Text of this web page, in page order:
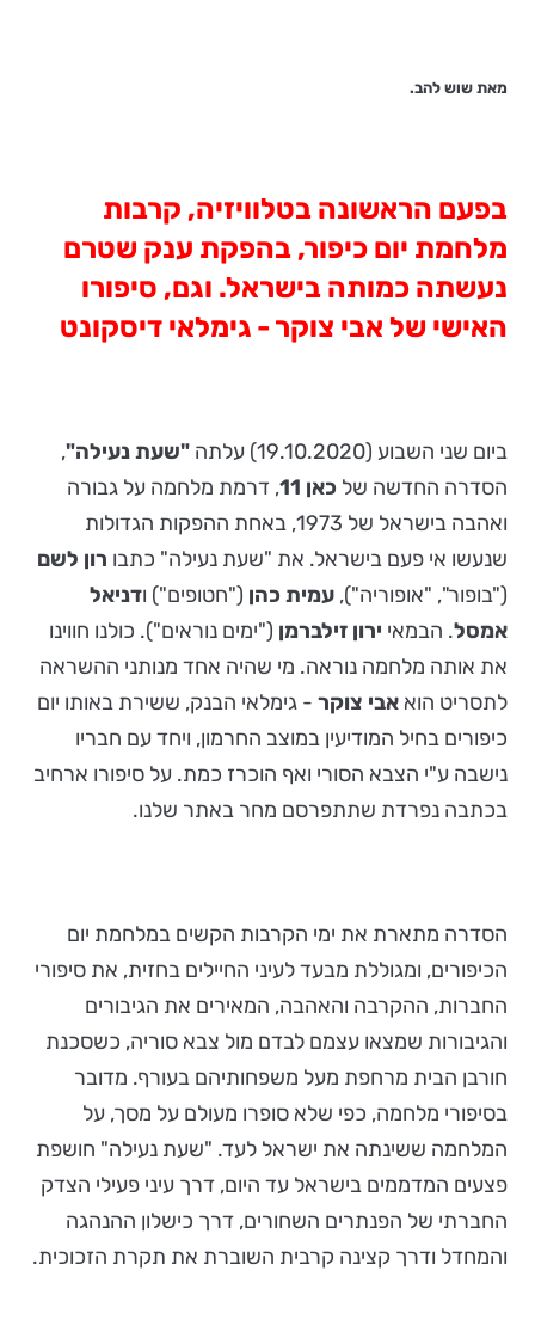
מאת שוש להב.
בפעם הראשונה בטלוויזיה, קרבות
מלחמת יום כיפור, בהפקת ענק שטרם
נעשתה כמותה בישראל. וגם, סיפורו
האישי של אבי צוקר - גימלאי דיסקונט
ביום שני השבוע (19.10.2020) עלתה "שעת נעילה",
הסדרה החדשה של כאן 11
, דרמת מלחמה על גבורה
ואהבה בישראל של 1973, באחת ההפקות הגדולות
שנעשו אי פעם בישראל. את "שעת נעילה" כתבו רון לשם
("בופור", "אופוריה"), עמית כהן ("חטופים") ודניאל
אמסל. הבמאי ירון זילברמן ("ימים נוראים"). כולנו חווינו
את אותה מלחמה נוראה. מי שהיה אחד מנותני ההשראה
לתסריט הוא אבי צוקר - גימלאי הבנק, ששירת באותו יום
כיפורים בחיל המודיעין במוצב החרמון, ויחד עם חבריו
נישבה ע"י הצבא הסורי ואף הוכרז כמת. על סיפורו ארחיב
בכתבה נפרדת שתתפרסם מחר באתר שלנו.
הסדרה מתארת את ימי הקרבות הקשים במלחמת יום
הכיפורים, ומגוללת מבעד לעיני החיילים בחזית, את סיפורי
החברות, ההקרבה והאהבה, המאירים את הגיבורים
והגיבורות שמצאו עצמם לבדם מול צבא סוריה, כשסכנת
חורבן הבית מרחפת מעל משפחותיהם בעורף. מדובר
בסיפורי מלחמה, כפי שלא סופרו מעולם על מסך, על
המלחמה ששינתה את ישראל לעד. "שעת נעילה" חושפת
פצעים המדממים בישראל עד היום, דרך עיני פעילי הצדק
החברתי של הפנתרים השחורים, דרך כישלון ההנהגה
והמחדל ודרך קצינה קרבית השוברת את תקרת הזכוכית.